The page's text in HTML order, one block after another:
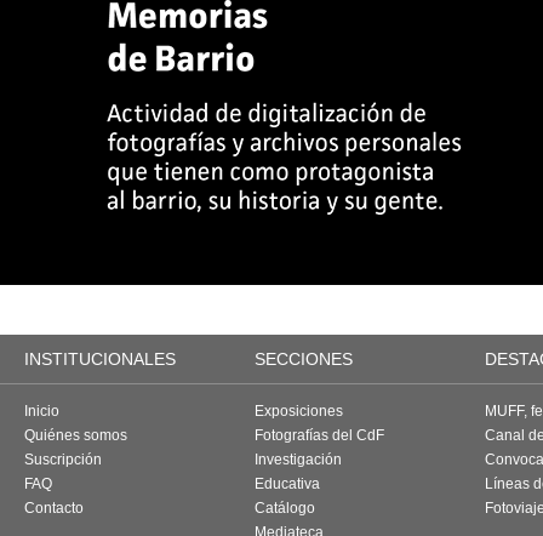
INSTITUCIONALES SECCIONES
Inicio
Quiénes somos
Suscripción
FAQ
Contacto
Exposiciones
Fotografías del CdF
Investigación
Educativa
Catálogo
Mediateca
MUFF,
Canal
Líneas